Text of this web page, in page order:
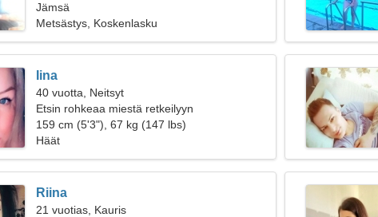
Jämsä
Metsästys, Koskenlasku
Iina
40 vuotta, Neitsyt
Etsin rohkeaa miestä retkeilyyn
159 cm (5'3"), 67 kg (147 lbs)
Häät
Riina
21 vuotias, Kauris